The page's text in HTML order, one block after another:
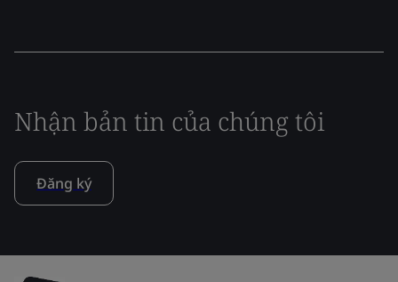
Nhận bản tin của chúng tôi
Đăng ký